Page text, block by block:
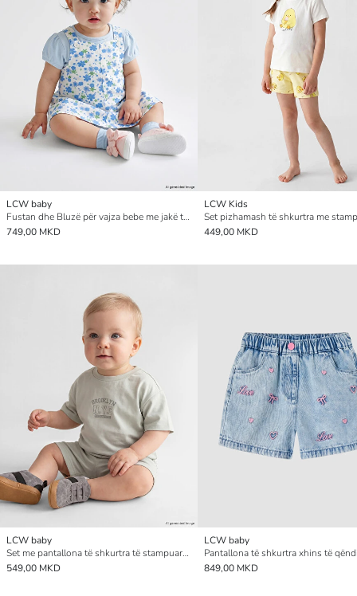
LCW baby
Fustan dhe Bluzë për vajza bebe me jakë të rrumbullakët dhe me lule
749,00 MKD
LCW Kids
449,00 MKD
LCW baby
Set me pantallona të shkurtra të stampuara për foshnja djem
549,00 MKD
LCW baby
849,00 MKD